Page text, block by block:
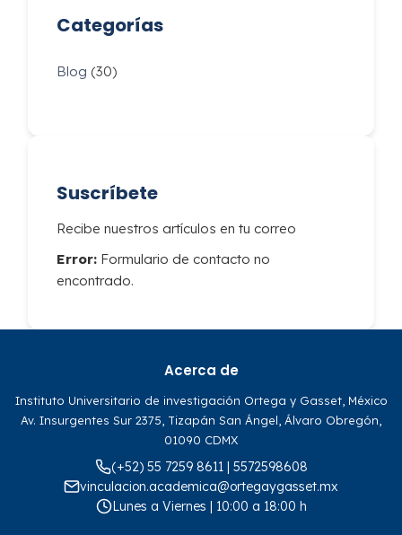
Categorías
Blog (30)
Suscríbete
Recibe nuestros artículos en tu correo
Error: Formulario de contacto no
encontrado.
Acerca de
Instituto Universitario de investigación Ortega y Gasset, México
Av. Insurgentes Sur 2375, Tizapán San Ángel, Álvaro Obregón,
01090 CDMX
(+52) 55 7259 8611 | 5572598608
vinculacion.academica@ortegaygasset.mx
Lunes a Viernes | 10:00 a 18:00 h